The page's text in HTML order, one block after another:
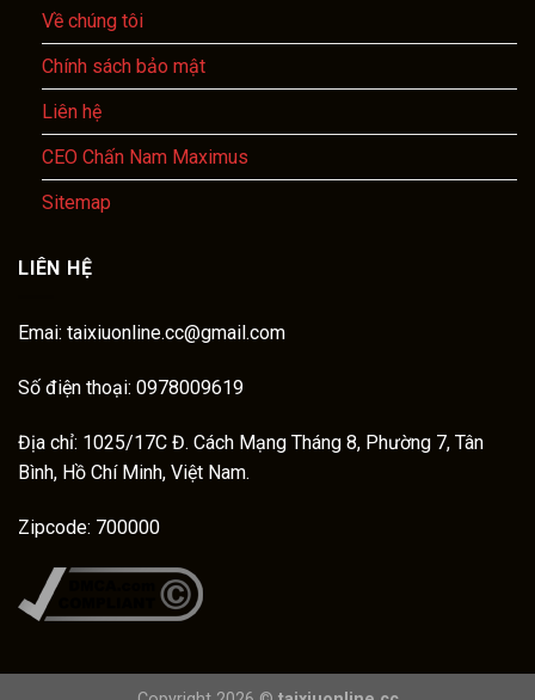
Về chúng tôi
Chính sách bảo mật
Liên hệ
CEO Chấn Nam Maximus
Sitemap
LIÊN HỆ
Emai: taixiuonline.cc@gmail.com
Số điện thoại: 0978009619
Địa chỉ: 1025/17C Đ. Cách Mạng Tháng 8, Phường 7, Tân
Bình, Hồ Chí Minh, Việt Nam.
Zipcode: 700000